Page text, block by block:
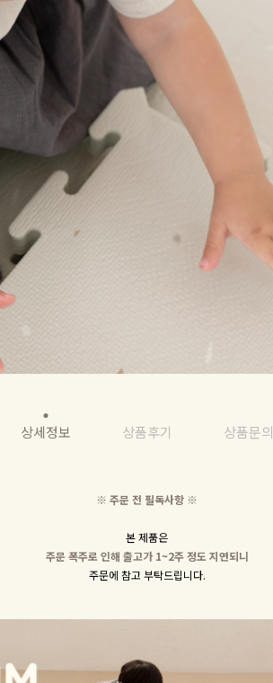
상세정보 상품후기 상품문의
※ 주문 전 필독사항 ※
본 제품은
주문 폭주로 인해 출고가 1~2주 정도 지연되니
주문에 참고 부탁드립니다.